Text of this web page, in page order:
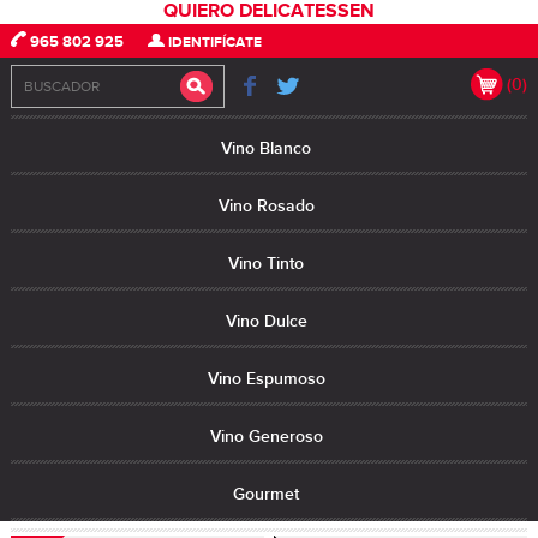
965 802 925 IDENTIFÍCATE
(0)
Vino Blanco
Vino Rosado
Vino Tinto
Vino Dulce
Vino Espumoso
Vino Generoso
Gourmet
QUIERO DELICATESSEN